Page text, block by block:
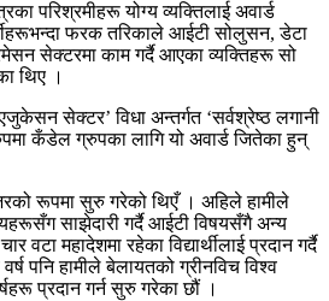
परिश्रमीहरू योग्य व्यक्तिलाई अवार्ड
फरक तरिकाले आईटी सोलुसन, डेटा
सेक्टरमा काम गर्दै आएका व्यक्तिहरू सो
थिए ।
सेक्टर’ विधा अन्तर्गत ‘सर्वश्रेष्ठ लगानी
कँडेल ग्रुपका लागि यो अवार्ड जितेका हुन्
रूपमा सुरु गरेको थिएँ । अहिले हामीले
साझेदारी गर्दै आईटी विषयसँगै अन्य
वटा महादेशमा रहेका विद्यार्थीलाई प्रदान गर्दै
पनि हामीले बेलायतको ग्रीनविच विश्व
प्रदान गर्न सुरु गरेका छौं ।